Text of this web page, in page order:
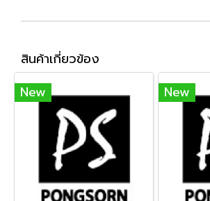
สินค้าเกี่ยวข้อง
New
New